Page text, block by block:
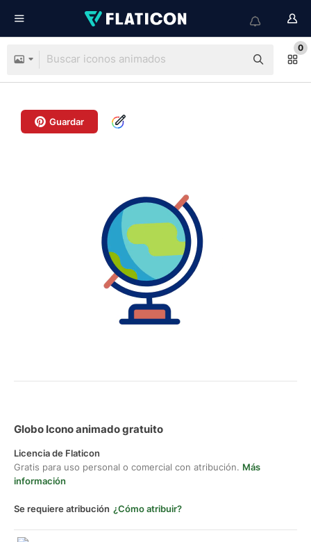
0
Guardar
Globo Icono animado gratuito
Licencia de Flaticon
Gratis para uso personal o comercial con atribución. Más
información
Se requiere atribución ¿Cómo atribuir?